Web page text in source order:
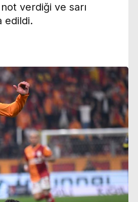
verdiği ve sarı
edildi.
çocuk ölü
8